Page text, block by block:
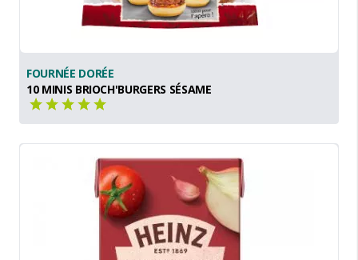
FOURNÉE DORÉE
10 MINIS BRIOCH'BURGERS SÉSAME